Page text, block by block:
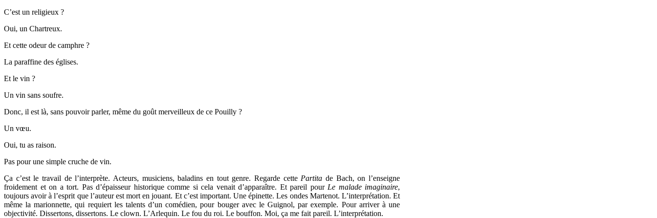
C’est un religieux ?
Oui, un Chartreux.
Et cette odeur de camphre ?
La paraffine des églises.
Et le vin ?
Un vin sans soufre.
Donc, il est là, sans pouvoir parler, même du goût merveilleux de ce Pouilly ?
Un vœu.
Oui, tu as raison.
Pas pour une simple cruche de vin.
Ça c’est le travail de l’interprète. Acteurs, musiciens, baladins en tout genre. Regarde cette Partita de Bach, on l’enseigne
froidement et on a tort. Pas d’épaisseur historique comme si cela venait d’apparaître. Et pareil pour Le malade imaginaire,
toujours avoir à l’esprit que l’auteur est mort en jouant. Et c’est important. Une épinette. Les ondes Martenot. L’interprétation. Et
même la marionnette, qui requiert les talents d’un comédien, pour bouger avec le Guignol, par exemple. Pour arriver à une
objectivité. Dissertons, dissertons. Le clown. L’Arlequin. Le fou du roi. Le bouffon. Moi, ça me fait pareil. L’interprétation.